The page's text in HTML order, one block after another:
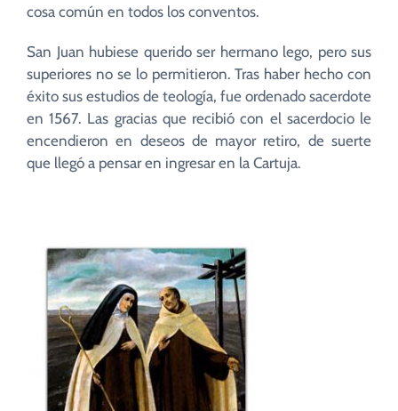
cosa común en todos los conventos.
San Juan hubiese querido ser hermano lego, pero sus
superiores no se lo permitieron. Tras haber hecho con
éxito sus estudios de teología, fue ordenado sacerdote
en 1567. Las gracias que recibió con el sacerdocio le
encendieron en deseos de mayor retiro, de suerte
que llegó a pensar en ingresar en la Cartuja.